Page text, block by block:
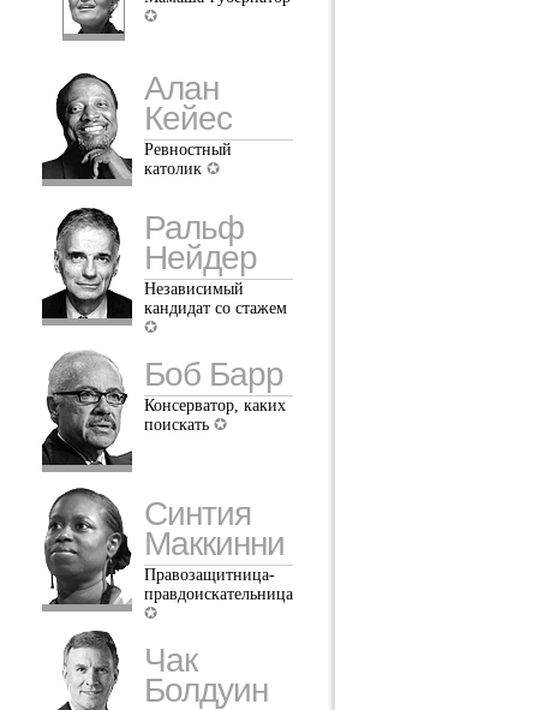
Алан
Кейес
Ревностный
католик
Ральф
Нейдер
Независимый
кандидат со стажем
Боб Барр
Консерватор, каких
поискать
Синтия
Маккинни
Правозащитница-
правдоискательница
Чак
Болдуин